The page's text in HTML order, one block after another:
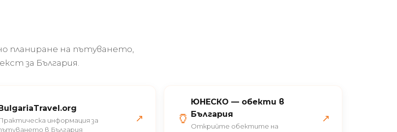
планиране на пътуването,
за България.
информация за
в България
↗ 🏺
ЮНЕСКО — обекти в
България
Открийте обектите на
↗